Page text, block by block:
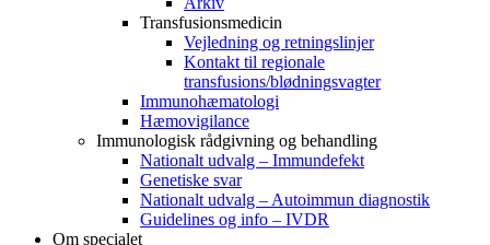
Transfusionsmedicin
Vejledning og retningslinjer
Kontakt til regionale
transfusions/blødningsvagter
Immunohæmatologi
Hæmovigilance
Immunologisk rådgivning og behandling
Nationalt udvalg – Immundefekt
Genetiske svar
Nationalt udvalg – Autoimmun diagnostik
Guidelines og info – IVDR
Om specialet